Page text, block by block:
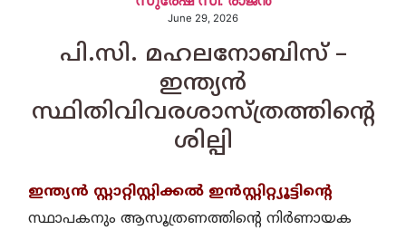
June 29, 2026
പി.സി. മഹലനോബിസ് –
ഇന്ത്യന്‍
സ്ഥിതിവിവരശാസ്ത്രത്തിന്റെ
ശില്പി
ഇന്ത്യന്‍ സ്റ്റാറ്റിസ്റ്റിക്കല്‍ ഇന്‍സ്റ്റിറ്റ്യൂട്ടിന്റെ
സ്ഥാപകനും ആസൂത്രണത്തിന്റെ നിര്‍ണായക